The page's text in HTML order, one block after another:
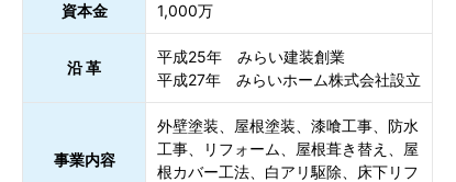
資本金 1,000万
沿 革
平成25年 みらい建装創業
平成27年 みらいホーム株式会社設立
事業内容
外壁塗装、屋根塗装、漆喰工事、防水
工事、リフォーム、屋根葺き替え、屋
根カバー工法、白アリ駆除、床下リフ